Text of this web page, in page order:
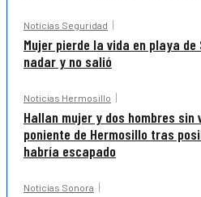
Noticias Seguridad
Mujer pierde la vida en playa
nadar y no salió
Noticias Hermosillo
Hallan mujer y dos hombres
poniente de Hermosillo tras
habría escapado
Noticias Sonora